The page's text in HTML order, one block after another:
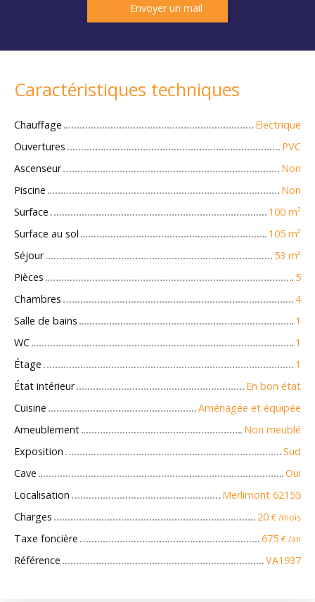
Envoyer un mail
Caractéristiques techniques
Chauffage
Electrique
Ouvertures
PVC
Ascenseur
Non
Piscine
Non
Surface
100 m²
Surface au sol
105 m²
Séjour
53 m²
Pièces
5
Chambres
4
Salle de bains
1
WC
1
Étage
1
État intérieur
En bon état
Cuisine
Aménagée et équipée
Ameublement
Non meublé
Exposition
Sud
Cave
Oui
Localisation
Merlimont 62155
Charges
20 € /mois
Taxe foncière 675 € /an
Référence VA1937